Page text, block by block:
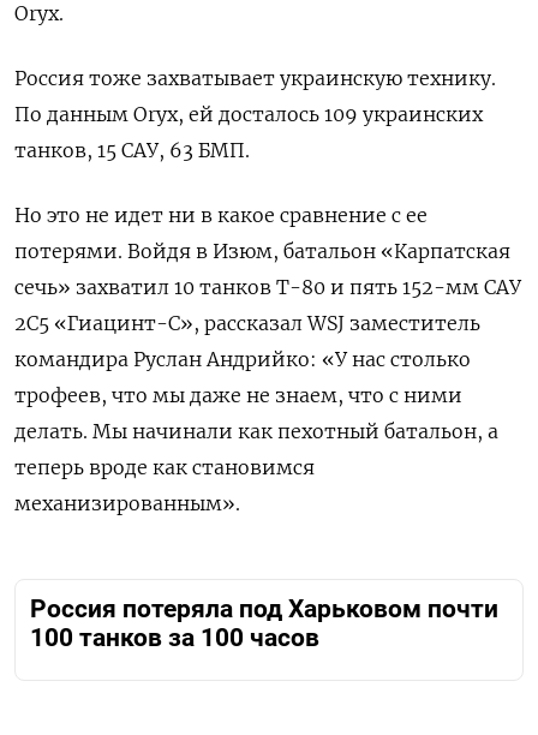
Oryx.
Россия тоже захватывает украинскую технику.
По данным Oryx, ей досталось 109 украинских
танков, 15 САУ, 63 БМП.
Но это не идет ни в какое сравнение с ее
потерями. Войдя в Изюм, батальон «Карпатская
сечь» захватил 10 танков Т-80 и пять 152-мм САУ
2С5 «Гиацинт-С», рассказал WSJ заместитель
командира Руслан Андрийко: «У нас столько
трофеев, что мы даже не знаем, что с ними
делать. Мы начинали как пехотный батальон, а
теперь вроде как становимся
механизированным».
Россия потеряла под Харьковом почти
100 танков за 100 часов